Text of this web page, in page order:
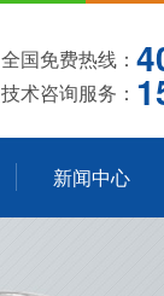
全国免费热线：
技术咨询服务：
新闻中心